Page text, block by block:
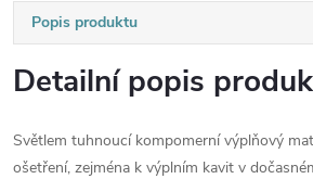
Popis produktu
Detailní popis
Světlem tuhnoucí kompomerní výplňový
ošetření, zejména k výplním kavit v